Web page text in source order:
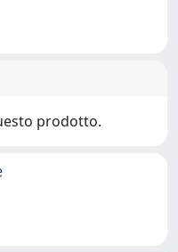
prodotto.